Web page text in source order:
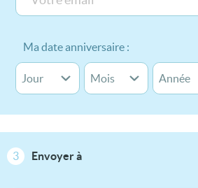
Ma date anniversaire :
3 Envoyer à